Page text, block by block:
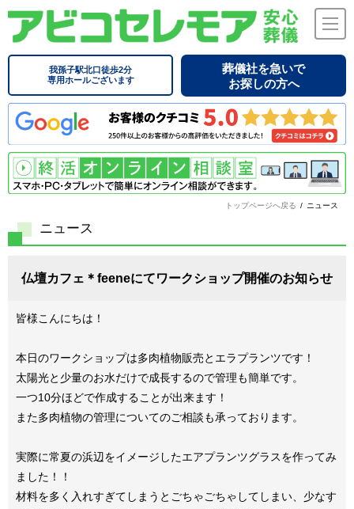
我孫子駅北口徒歩2分
専用ホールございます
葬儀社を急いで
お探しの方へ
トップページへ戻る / ニュース
ニュース
仏壇カフェ＊feeneにてワークショップ開催のお知らせ
皆様こんにちは！
本日のワークショップは多肉植物販売とエラプランツです！
太陽光と少量のお水だけで成長するので管理も簡単です。
一つ10分ほどで作成することが出来ます！
また多肉植物の管理についてのご相談も承っております。
実際に常夏の浜辺をイメージしたエアプランツグラスを作ってみ
ました！！
材料を多く入れすぎてしまうとごちゃごちゃしてしまい、少なす